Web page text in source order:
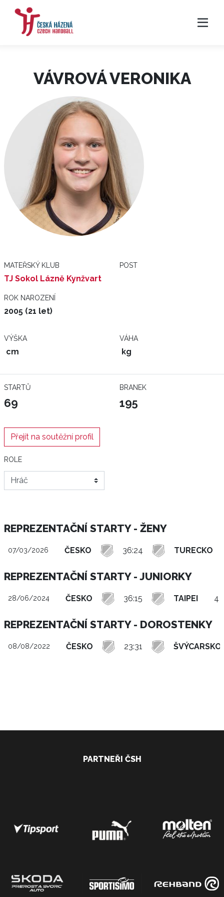
VÁVROVÁ VERONIKA
MATEŘSKÝ KLUB
TJ Sokol Lázně Kynžvart
POST
ROK NAROZENÍ
2005 (21 let)
VÝŠKA
cm
VÁHA
kg
STARTŮ
69
BRANEK
195
Přejít na soutěžní profil
ROLE
REPREZENTAČNÍ STARTY - ŽENY
07/03/2026 ČESKO 36:24 TURECKO
REPREZENTAČNÍ STARTY - JUNIORKY
28/06/2024 ČESKO 36:15 TAIPEI 4
REPREZENTAČNÍ STARTY - DOROSTENKY
08/08/2022 ČESKO 23:31 ŠVÝCARSKO
PARTNEŘI ČSH